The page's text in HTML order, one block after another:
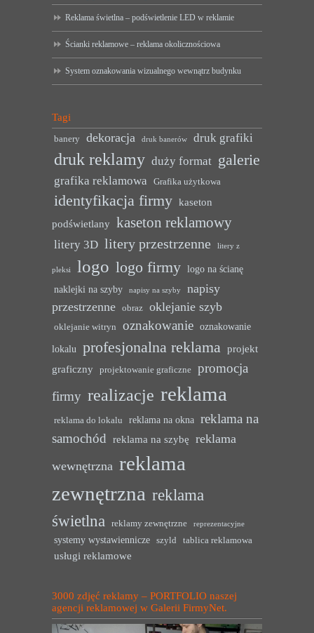
Reklama świetlna – podświetlenie LED w reklamie
Ścianki reklamowe – reklama okolicznościowa
System oznakowania wizualnego wewnątrz budynku
Tagi
banery dekoracja druk banerów druk grafiki
druk reklamy duży format galerie
grafika reklamowa Grafika użytkowa
identyfikacja firmy kaseton
podświetlany kaseton reklamowy
litery 3D litery przestrzenne litery z
pleksi logo logo firmy logo na ścianę
naklejki na szyby
napisy na szyby
napisy
przestrzenne
obraz oklejanie szyb
oklejanie witryn oznakowanie oznakowanie
lokalu profesjonalna reklama projekt
graficzny
projektowanie graficzne
promocja
firmy realizacje reklama
reklama do lokalu reklama na okna reklama na
samochód reklama na szybę reklama
wewnętrzna reklama
zewnętrzna reklama
świetlna
reklamy zewnętrzne reprezentacyjne
systemy wystawiennicze szyld tablica reklamowa
usługi reklamowe
3000 zdjęć reklamy – PORTFOLIO naszej
agencji reklamowej w Galerii FirmyNet.